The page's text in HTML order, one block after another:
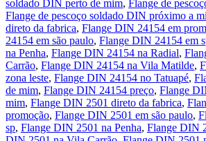
soldado DIN perto de mim, Flange de
Flange de pescoço soldado DIN próximo a
direto da fabrica, Flange DIN 24154 em
24154 em são paulo, Flange DIN 24154 em
na Penha, Flange DIN 24154 na Radial,
Carrão, Flange DIN 24154 na Vila Matilde,
zona leste, Flange DIN 24154 no Tatuapé,
de mim, Flange DIN 24154 preço, Flange
mim, Flange DIN 2501 direto da fabrica,
promoção, Flange DIN 2501 em são paulo,
sp, Flange DIN 2501 na Penha, Flange DIN